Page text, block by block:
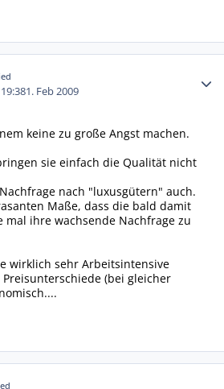
1. Feb 2009
keine zu große Angst machen.
sie einfach die Qualität nicht
nach "luxusgütern" auch.
Maße, dass die bald damit
mal ihre wachsende Nachfrage zu
wirklich sehr Arbeitsintensive
(bei gleicher